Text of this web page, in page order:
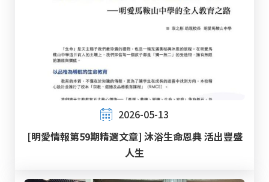
2026-05-13
[明愛情報第59期精選文章] 沐浴生命恩典 活出豐盛
人生